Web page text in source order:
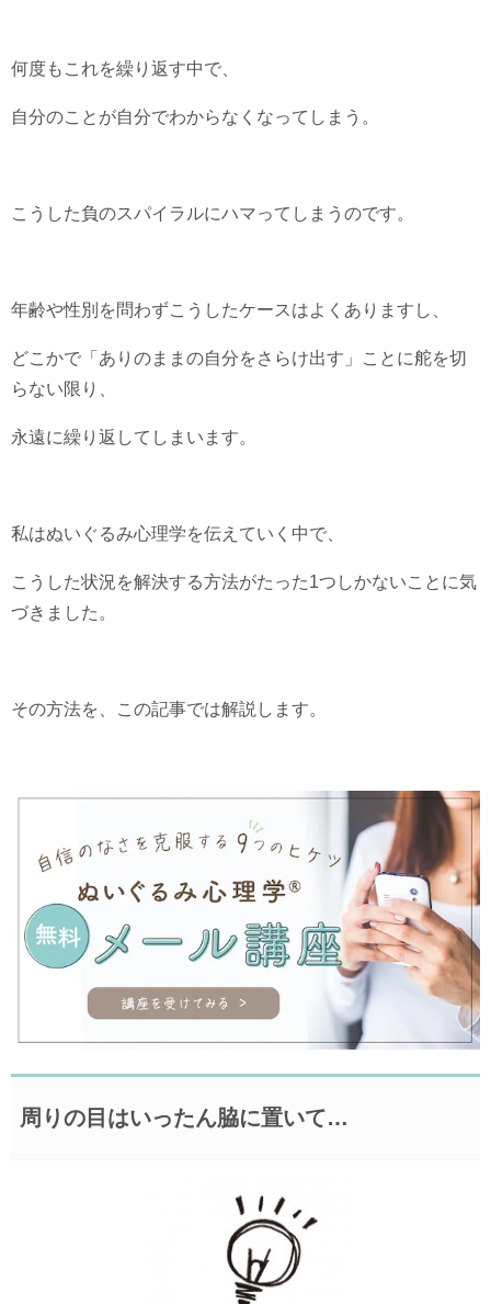
何度もこれを繰り返す中で、
自分のことが自分でわからなくなってしまう。
こうした負のスパイラルにハマってしまうのです。
年齢や性別を問わずこうしたケースはよくありますし、
どこかで「ありのままの自分をさらけ出す」ことに舵を切
らない限り、
永遠に繰り返してしまいます。
私はぬいぐるみ心理学を伝えていく中で、
こうした状況を解決する方法がたった1つしかないことに気
づきました。
その方法を、この記事では解説します。
周りの目はいったん脇に置いて…